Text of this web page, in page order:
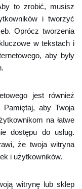
to zrobić, musisz
i tworzyć
Oprócz tworzenia
w tekstach i
aby były
jest również
Pamiętaj, aby Twoja
na łatwe
dostępu do usług.
że twoja witryna
i użytkowników.
witrynę lub sklep